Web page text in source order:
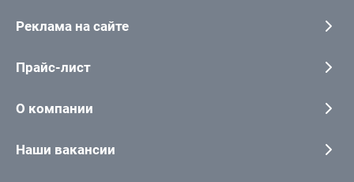
Реклама на сайте
Прайс-лист
О компании
Наши вакансии